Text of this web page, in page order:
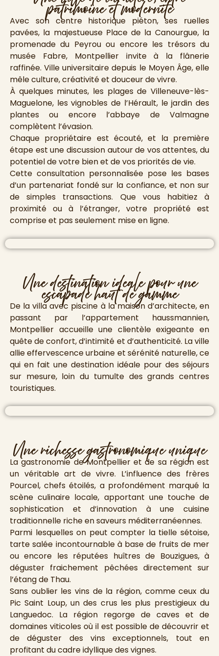
patrimoine et modernite
Avec son centre historique piéton, ses ruelles
pavées, la majestueuse Place de la Canourgue, la
promenade du Peyrou ou encore les trésors du
musée Fabre, Montpellier invite à la flânerie
raffinée. Ville universitaire depuis le Moyen Âge, elle
mêle culture, créativité et douceur de vivre.
À quelques minutes, les plages de Villeneuve-lès-
Maguelone, les vignobles de l’Hérault, le jardin des
plantes ou encore l’abbaye de Valmagne
complètent l’évasion.
Chaque propriétaire est écouté, et la première
étape est une discussion autour de vos attentes, du
potentiel de votre bien et de vos priorités de vie.
Cette consultation personnalisée pose les bases
d’un partenariat fondé sur la confiance, et non sur
de simples transactions. Que vous habitiez à
proximité ou à l’étranger, votre propriété est
comprise et pas seulement mise en ligne.
Une destination ideale pour une
escapade haut de gamme
De la villa avec piscine à la maison d’architecte, en
passant par l’appartement haussmannien,
Montpellier accueille une clientèle exigeante en
quête de confort, d’intimité et d’authenticité. La ville
allie effervescence urbaine et sérénité naturelle, ce
qui en fait une destination idéale pour des séjours
sur mesure, loin du tumulte des grands centres
touristiques.
Une richesse gastronomique unique
La gastronomie de Montpellier et de sa région est
un véritable art de vivre. L’influence des frères
Pourcel, chefs étoilés, a profondément marqué la
scène culinaire locale, apportant une touche de
sophistication et d’innovation à une cuisine
traditionnelle riche en saveurs méditerranéennes.
Parmi lesquelles on peut compter la tielle sétoise,
tarte salée incontournable à base de fruits de mer
ou encore les réputées huîtres de Bouzigues, à
déguster fraichement pêchées directement sur
l’étang de Thau.
Sans oublier les vins de la région, comme ceux du
Pic Saint Loup, un des crus les plus prestigieux du
Languedoc. La région regorge de caves et de
domaines viticoles où il est possible de découvrir et
de déguster des vins exceptionnels, tout en
profitant du cadre idyllique des vignes.